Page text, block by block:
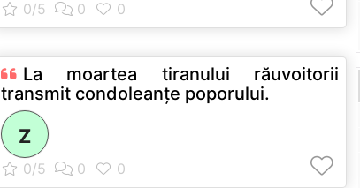
La moartea tiranului răuvoitorii
transmit condoleanţe poporului.
Z